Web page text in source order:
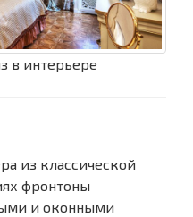
в интерьере
из классической
фронтоны
и оконными